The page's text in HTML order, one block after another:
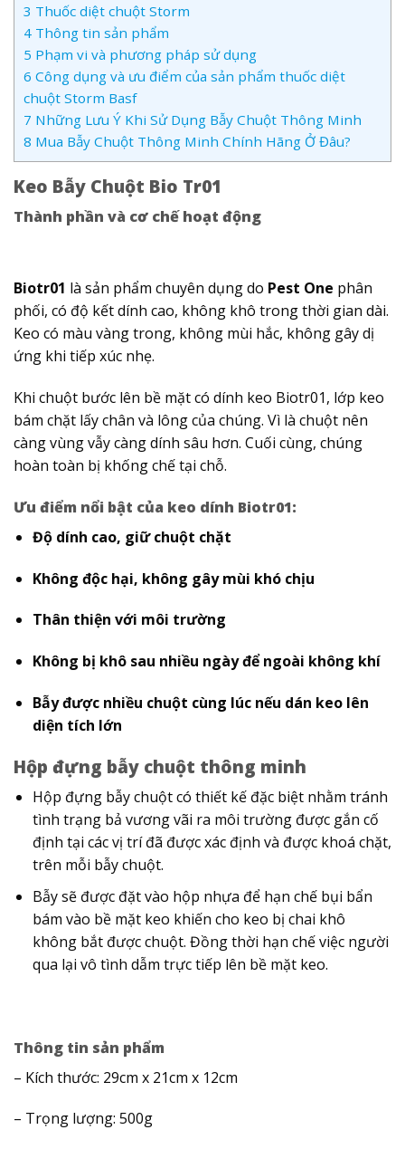
3 Thuốc diệt chuột Storm
4 Thông tin sản phẩm
5 Phạm vi và phương pháp sử dụng
6 Công dụng và ưu điểm của sản phẩm thuốc diệt
chuột Storm Basf
7 Những Lưu Ý Khi Sử Dụng Bẫy Chuột Thông Minh
8 Mua Bẫy Chuột Thông Minh Chính Hãng Ở Đâu?
Keo Bẫy Chuột Bio Tr01
Thành phần và cơ chế hoạt động
Biotr01 là sản phẩm chuyên dụng do Pest One phân
phối, có độ kết dính cao, không khô trong thời gian dài.
Keo có màu vàng trong, không mùi hắc, không gây dị
ứng khi tiếp xúc nhẹ.
Khi chuột bước lên bề mặt có dính keo Biotr01, lớp keo
bám chặt lấy chân và lông của chúng. Vì là chuột nên
càng vùng vẫy càng dính sâu hơn. Cuối cùng, chúng
hoàn toàn bị khống chế tại chỗ.
Ưu điểm nổi bật của keo dính Biotr01:
Độ dính cao, giữ chuột chặt
Không độc hại, không gây mùi khó chịu
Thân thiện với môi trường
Không bị khô sau nhiều ngày để ngoài không khí
Bẫy được nhiều chuột cùng lúc nếu dán keo lên
diện tích lớn
Hộp đựng bẫy chuột thông minh
Hộp đựng bẫy chuột có thiết kế đặc biệt nhằm tránh
tình trạng bả vương vãi ra môi trường được gắn cố
định tại các vị trí đã được xác định và được khoá chặt,
trên mỗi bẫy chuột.
Bẫy sẽ được đặt vào hộp nhựa để hạn chế bụi bẩn
bám vào bề mặt keo khiến cho keo bị chai khô
không bắt được chuột. Đồng thời hạn chế việc người
qua lại vô tình dẫm trực tiếp lên bề mặt keo.
Thông tin sản phẩm
– Kích thước: 29cm x 21cm x 12cm
– Trọng lượng: 500g